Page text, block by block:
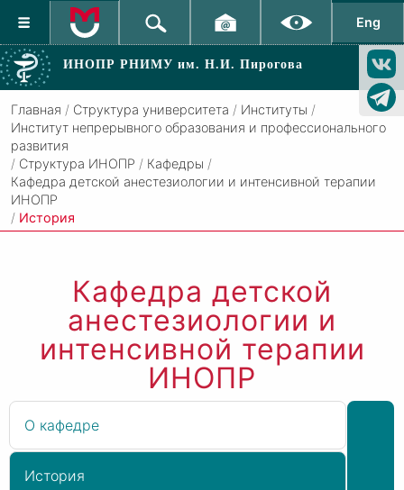
Eng
ИНОПР РНИМУ им. Н.И. Пирогова
Главная / Структура университета / Институты /
Институт непрерывного образования и профессионального
развития
/ Структура ИНОПР / Кафедры /
Кафедра детской анестезиологии и интенсивной терапии
ИНОПР
/ История
Кафедра детской
анестезиологии и
интенсивной терапии
ИНОПР
О кафедре
История